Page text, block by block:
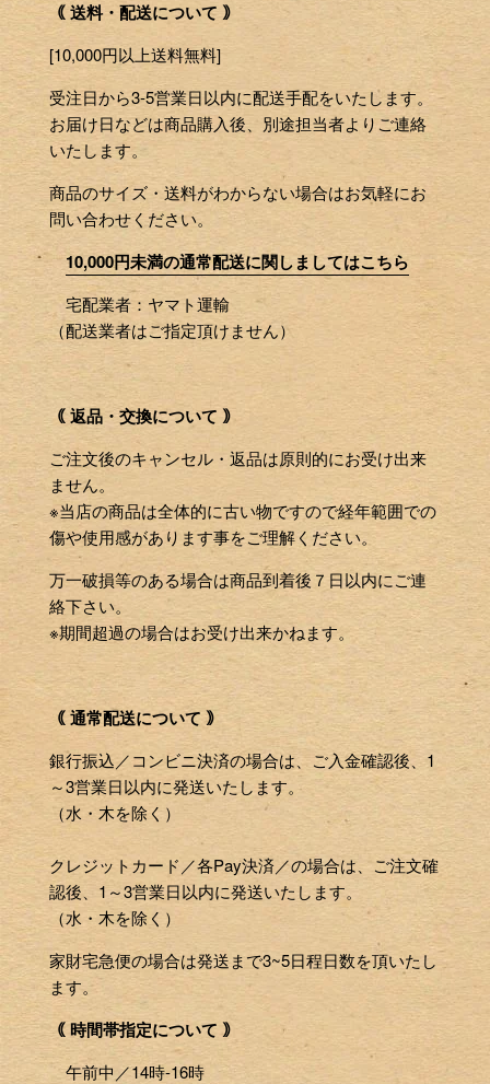
｟ 送料・配送について ｠
[10,000円以上送料無料]
受注日から3-5営業日以内に配送手配をいたします。
お届け日などは商品購入後、別途担当者よりご連絡
いたします。
商品のサイズ・送料がわからない場合はお気軽にお
問い合わせください。
10,000円未満の通常配送に関しましてはこちら
宅配業者：ヤマト運輸
（配送業者はご指定頂けません）
｟ 返品・交換について ｠
ご注文後のキャンセル・返品は原則的にお受け出来
ません。
※当店の商品は全体的に古い物ですので経年範囲での
傷や使用感があります事をご理解ください。
万一破損等のある場合は商品到着後７日以内にご連
絡下さい。
※期間超過の場合はお受け出来かねます。
｟ 通常配送について ｠
銀行振込／コンビニ決済の場合は、ご入金確認後、1
～3営業日以内に発送いたします。
（水・木を除く）
クレジットカード／各Pay決済／の場合は、ご注文確
認後、1～3営業日以内に発送いたします。
（水・木を除く）
家財宅急便の場合は発送まで3~5日程日数を頂いたし
ます。
｟ 時間帯指定について ｠
午前中／14時-16時